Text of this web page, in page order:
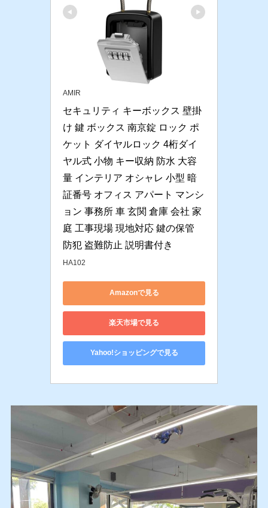
AMIR
セキュリティ キーボックス 壁掛
け 鍵 ボックス 南京錠 ロック ポ
ケット ダイヤルロック 4桁ダイ
ヤル式 小物 キー収納 防水 大容
量 インテリア オシャレ 小型 暗
証番号 オフィス アパート マンシ
ョン 事務所 車 玄関 倉庫 会社 家
庭 工事現場 現地対応 鍵の保管
防犯 盗難防止 説明書付き
HA102
Amazonで見る
楽天市場で見る
Yahoo!ショッピングで見る